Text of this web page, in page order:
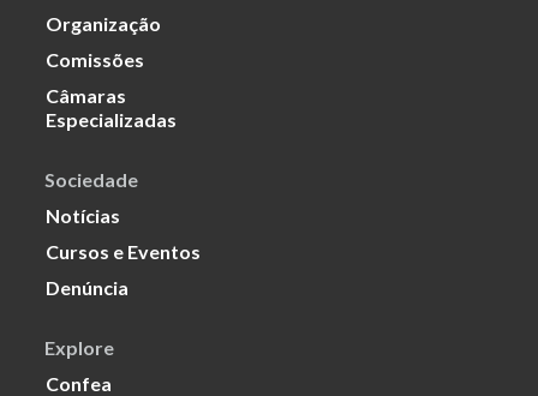
Organização
Comissões
Câmaras
Especializadas
Sociedade
Notícias
Cursos e Eventos
Denúncia
Explore
Confea